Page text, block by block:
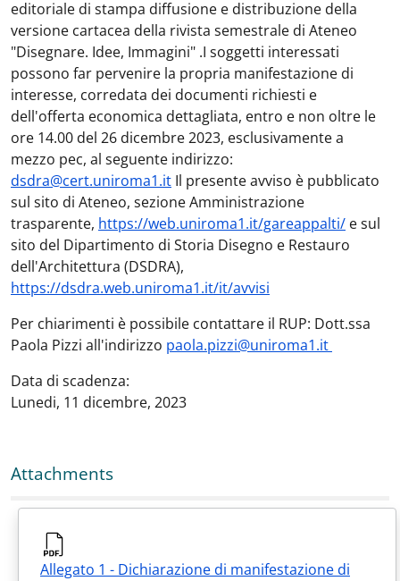
editoriale di stampa diffusione e distribuzione della
versione cartacea della rivista semestrale di Ateneo
"Disegnare. Idee, Immagini" .I soggetti interessati
possono far pervenire la propria manifestazione di
interesse, corredata dei documenti richiesti e
dell'offerta economica dettagliata, entro e non oltre le
ore 14.00 del 26 dicembre 2023, esclusivamente a
mezzo pec, al seguente indirizzo:
dsdra@cert.uniroma1.it Il presente avviso è pubblicato
sul sito di Ateneo, sezione Amministrazione
trasparente, https://web.uniroma1.it/gareappalti/ e sul
sito del Dipartimento di Storia Disegno e Restauro
dell'Architettura (DSDRA),
https://dsdra.web.uniroma1.it/it/avvisi
Per chiarimenti è possibile contattare il RUP: Dott.ssa
Paola Pizzi all'indirizzo paola.pizzi@uniroma1.it
Data di scadenza:
Lunedi, 11 dicembre, 2023
Attachments
Allegato 1 - Dichiarazione di manifestazione di